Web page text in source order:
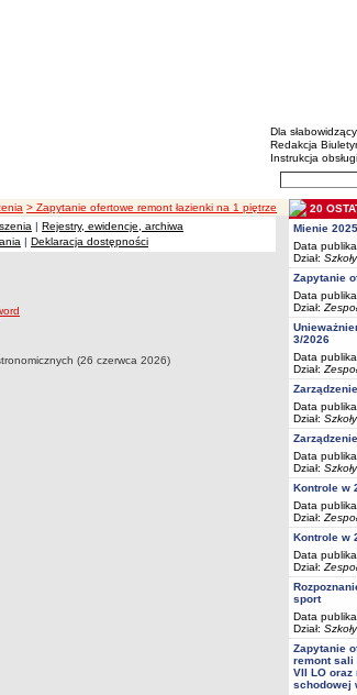
BIP -
Menu dodatkowe
Dla
Redakcja
Instrukcja obsługi
Wyszukiwarka
> Zapytanie ofertowe remont łazienki na 1 piętrze
| Rejestry, ewidencje, archiwa
| Deklaracja dostępności
(26 czerwca 2026)
20
Mienie 2025
Data
Dział:
Zapytanie
Data
Dział:
3/2026
Data
Dział:
Data
Dział:
Data
Dział:
Kontrole w
Data
Dział:
Kontrole w
Data
Dział:
sport
Data
Dział:
Zapytanie
remont sali
VII LO
schodowej